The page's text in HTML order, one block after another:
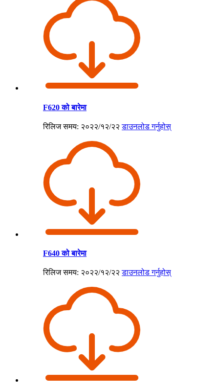
F620 को बारेमा
रिलिज समय: २०२२/१२/२२ डाउनलोड गर्नुहोस्
F640 को बारेमा
रिलिज समय: २०२२/१२/२२ डाउनलोड गर्नुहोस्